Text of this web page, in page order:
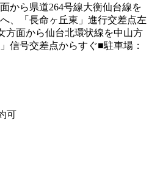
から県道264号線大衡仙台線を
、「長命ヶ丘東」進行交差点左
方面から仙台北環状線を中山方
信号交差点からすぐ■駐車場：
可